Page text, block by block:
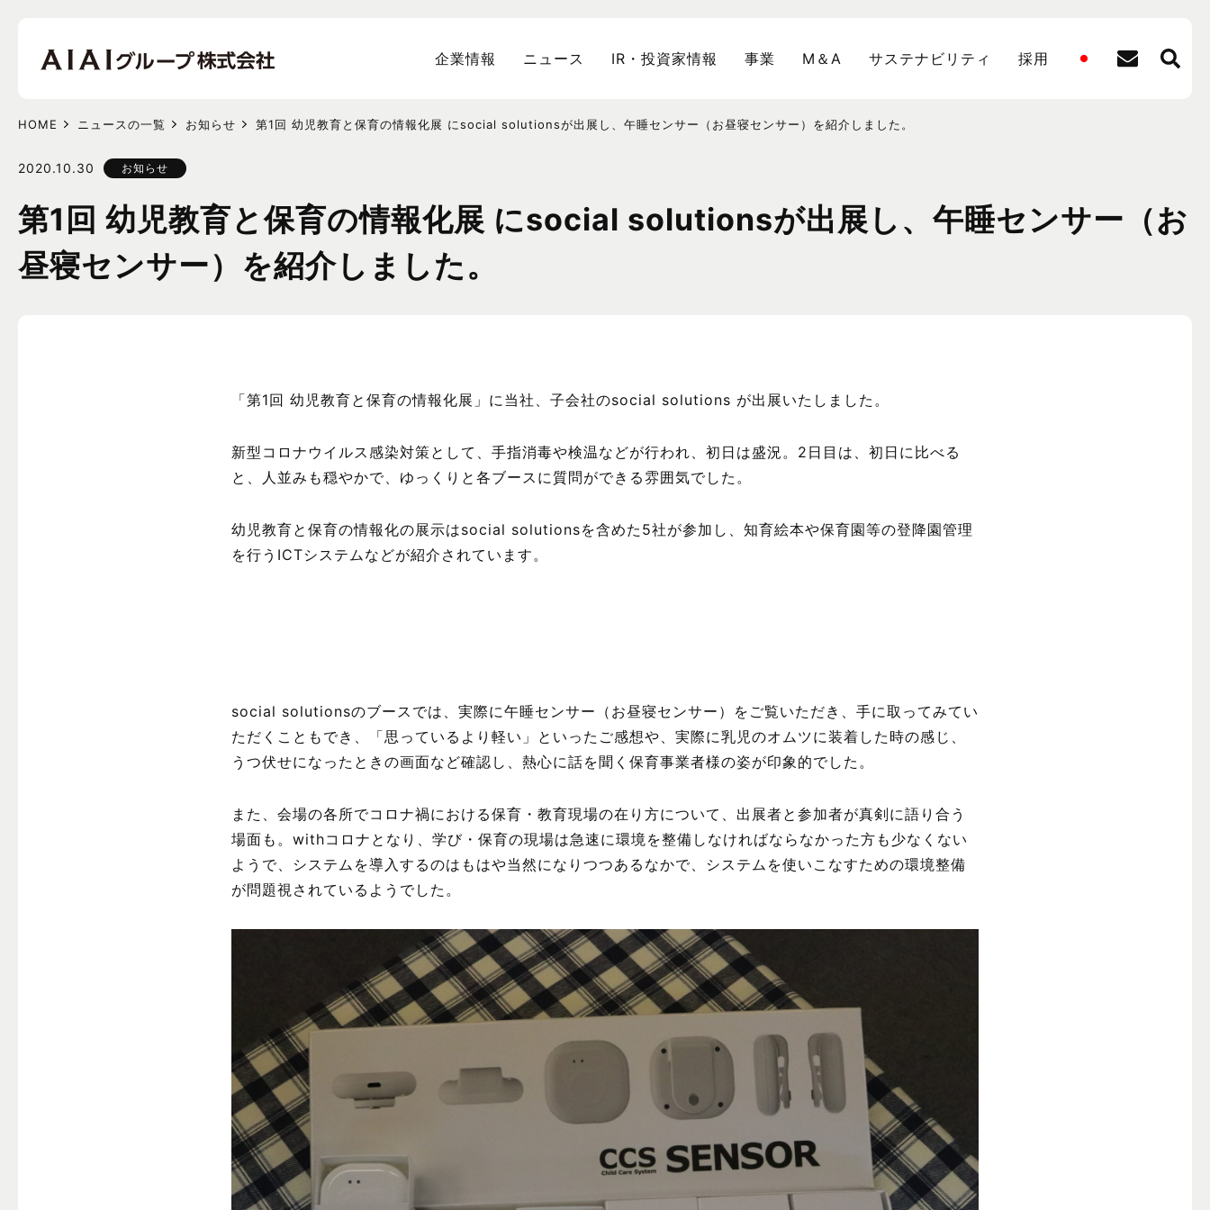
企業情報 ニュース IR・投資家情報 事業 M＆A サステナビリティ 採用
HOME ニュースの一覧 お知らせ 第1回 幼児教育と保育の情報化展 にsocial solutionsが出展し、午睡センサー（お昼寝センサー）を紹介しました。
2020.10.30 お知らせ
第1回 幼児教育と保育の情報化展 にsocial solutionsが出展し、午睡センサー（お
昼寝センサー）を紹介しました。
「第1回 幼児教育と保育の情報化展」に当社、子会社のsocial solutions が出展いたしました。
新型コロナウイルス感染対策として、手指消毒や検温などが行われ、初日は盛況。2日目は、初日に比べる
と、人並みも穏やかで、ゆっくりと各ブースに質問ができる雰囲気でした。
幼児教育と保育の情報化の展示はsocial solutionsを含めた5社が参加し、知育絵本や保育園等の登降園管理
を行うICTシステムなどが紹介されています。
social solutionsのブースでは、実際に午睡センサー（お昼寝センサー）をご覧いただき、手に取ってみてい
ただくこともでき、「思っているより軽い」といったご感想や、実際に乳児のオムツに装着した時の感じ、
うつ伏せになったときの画面など確認し、熱心に話を聞く保育事業者様の姿が印象的でした。
また、会場の各所でコロナ禍における保育・教育現場の在り方について、出展者と参加者が真剣に語り合う
場面も。withコロナとなり、学び・保育の現場は急速に環境を整備しなければならなかった方も少なくない
ようで、システムを導入するのはもはや当然になりつつあるなかで、システムを使いこなすための環境整備
が問題視されているようでした。